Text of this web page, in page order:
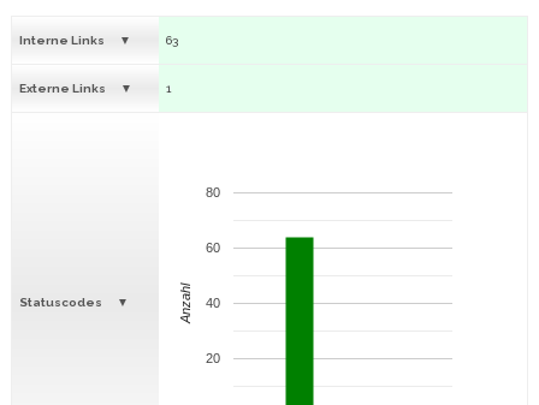
Interne Links 63
Externe Links 1
Statuscodes
20
40
60
80
Anzahl